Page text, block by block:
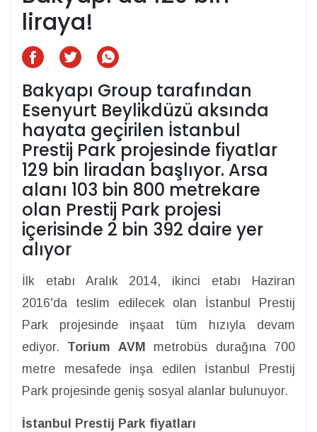
liraya!
Bakyapı Group tarafından
Esenyurt Beylikdüzü aksında
hayata geçirilen İstanbul
Prestij Park projesinde fiyatlar
129 bin liradan başlıyor. Arsa
alanı 103 bin 800 metrekare
olan Prestij Park projesi
içerisinde 2 bin 392 daire yer
alıyor
İlk etabı Aralık 2014, ikinci etabı Haziran
2016'da teslim edilecek olan İstanbul Prestij
Park projesinde inşaat tüm hızıyla devam
ediyor. Torium AVM
metrobüs durağına 700
metre mesafede inşa edilen İstanbul Prestij
Park projesinde geniş sosyal alanlar bulunuyor.
İstanbul Prestij Park fiyatları